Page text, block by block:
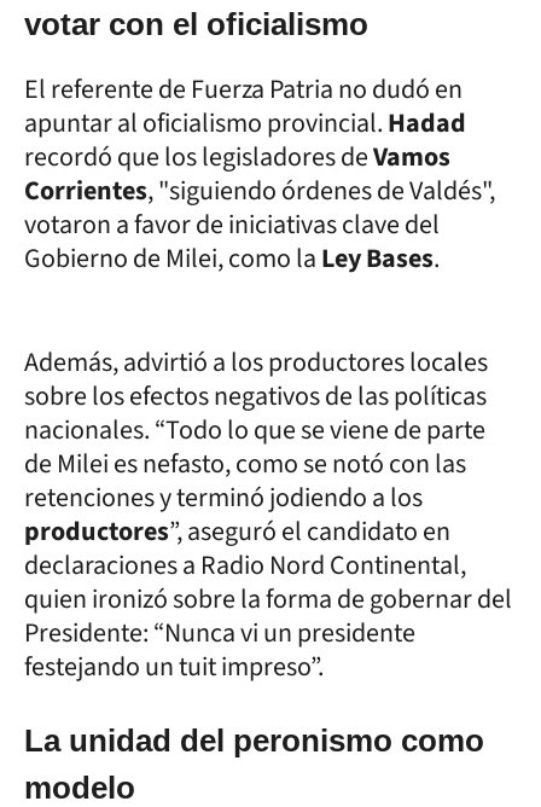
votar con el oficialismo
El referente de Fuerza Patria no dudó en
apuntar al oficialismo provincial.Hadad
recordó que los legisladores deVamos
Corrientes, "siguiendo órdenes de Valdés",
votaron a favor de iniciativas clave del
Gobierno de Milei, como laLey Bases.
Además, advirtió a los productores locales
sobre los efectos negativos de las políticas
nacionales. “Todo lo que se viene de parte
de Milei es nefasto, como se notó con las
retenciones y terminó jodiendo a los
productores”, aseguró el candidato en
declaraciones a Radio Nord Continental,
quien ironizó sobre la forma de gobernar del
Presidente: “Nunca vi un presidente
festejando un tuit impreso”.
La unidad del peronismo como
modelo